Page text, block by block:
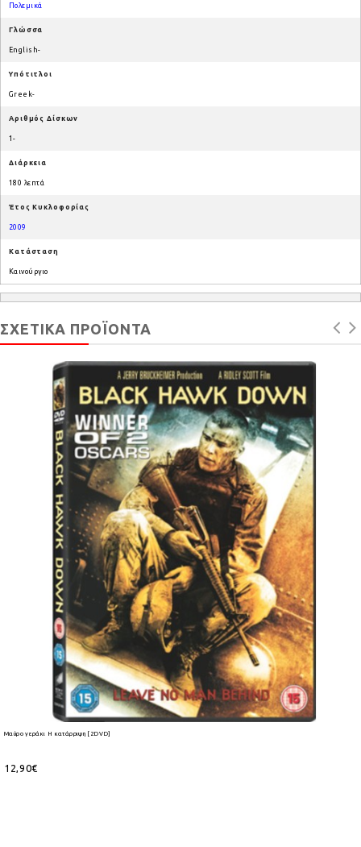
Πολεμικά
Γλώσσα
English-
Υπότιτλοι
Greek-
Αριθμός Δίσκων
1-
Διάρκεια
180 λεπτά
Έτος Κυκλοφορίας
2009
Κατάσταση
Καινούργιο
ΣΧΕΤΙΚΆ ΠΡΟΪΌΝΤΑ
Μαύρο γεράκι H κατάρριψη [2DVD]
12,90€